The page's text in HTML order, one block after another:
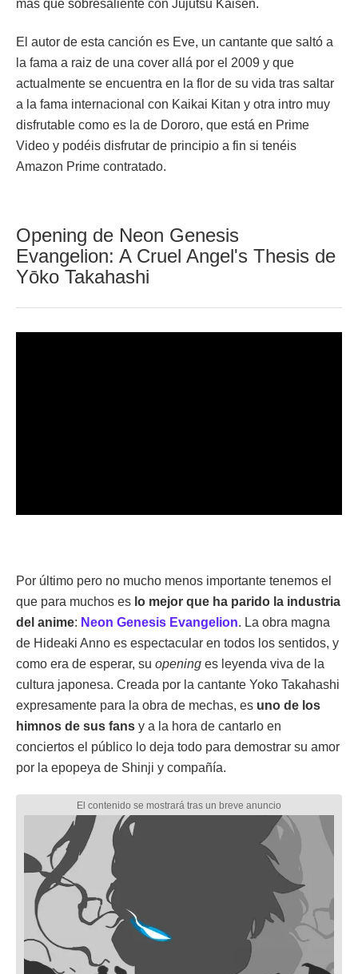
más que sobresaliente con Jujutsu Kaisen.
El autor de esta canción es Eve, un cantante que saltó a
la fama a raiz de una cover allá por el 2009 y que
actualmente se encuentra en la flor de su vida tras saltar
a la fama internacional con Kaikai Kitan y otra intro muy
disfrutable como es la de Dororo, que está en Prime
Video y podéis disfrutar de principio a fin si tenéis
Amazon Prime contratado.
Opening de Neon Genesis
Evangelion: A Cruel Angel's Thesis de
Yōko Takahashi
Por último pero no mucho menos importante tenemos el
que para muchos es lo mejor que ha parido la industria
del anime: Neon Genesis Evangelion. La obra magna
de Hideaki Anno es espectacular en todos los sentidos, y
como era de esperar, su opening es leyenda viva de la
cultura japonesa. Creada por la cantante Yoko Takahashi
expresamente para la obra de mechas, es uno de los
himnos de sus fans y a la hora de cantarlo en
conciertos el público lo deja todo para demostrar su amor
por la epopeya de Shinji y compañía.